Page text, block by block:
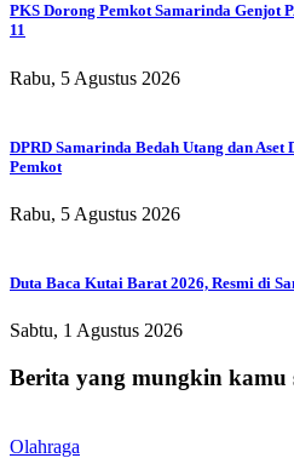
PKS Dorong Pemkot Samarinda Genjot
11
Rabu, 5 Agustus 2026
DPRD Samarinda Bedah Utang dan
Pemkot
Rabu, 5 Agustus 2026
Duta Baca Kutai Barat 2026, Resmi di
Sabtu, 1 Agustus 2026
Berita yang mungkin kamu
Olahraga